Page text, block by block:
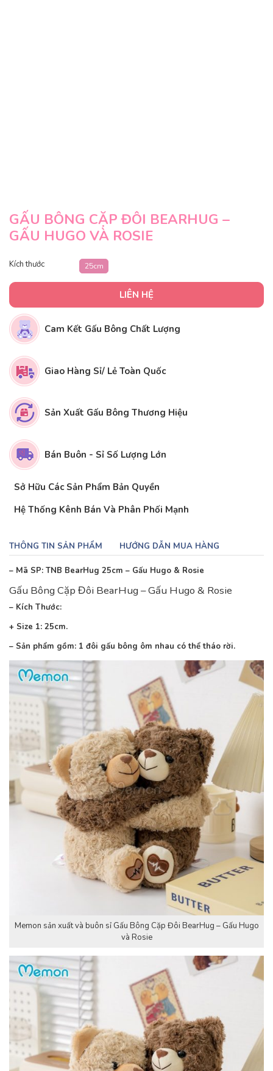
GẤU BÔNG CẶP ĐÔI BEARHUG –
GẤU HUGO VÀ ROSIE
Kích thước 25cm
LIÊN HỆ
Cam Kết Gấu Bông Chất Lượng
Giao Hàng Sỉ/ Lẻ Toàn Quốc
Sản Xuất Gấu Bông Thương Hiệu
Bán Buôn - Sỉ Số Lượng Lớn
Sở Hữu Các Sản Phẩm Bản Quyền
Hệ Thống Kênh Bán Và Phân Phối Mạnh
THÔNG TIN SẢN PHẨM HƯỚNG DẪN MUA HÀNG
– Mã SP: TNB BearHug 25cm – Gấu Hugo & Rosie
Gấu Bông Cặp Đôi BearHug – Gấu Hugo & Rosie
– Kích Thước:
+ Size 1: 25cm.
– Sản phẩm gồm: 1 đôi gấu bông ôm nhau có thể tháo rời.
Memon sản xuất và buôn sỉ Gấu Bông Cặp Đôi BearHug – Gấu Hugo
và Rosie